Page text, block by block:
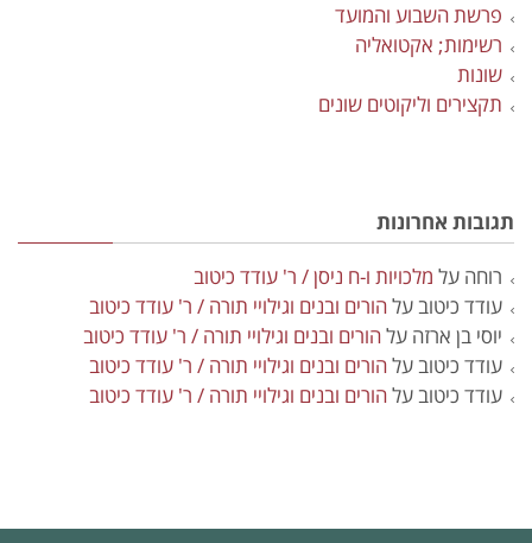
פרשת השבוע והמועד
רשימות; אקטואליה
שונות
תקצירים וליקוטים שונים
תגובות אחרונות
רוחה על מלכויות ו-ח ניסן / ר' עודד כיטוב
עודד כיטובעלהורים ובנים וגילויי תורה / ר' עודד כיטוב
יוסי בן ארזה עלהורים ובנים וגילויי תורה / ר' עודד כיטוב
עודד כיטובעלהורים ובנים וגילויי תורה / ר' עודד כיטוב
עודד כיטובעלהורים ובנים וגילויי תורה / ר' עודד כיטוב